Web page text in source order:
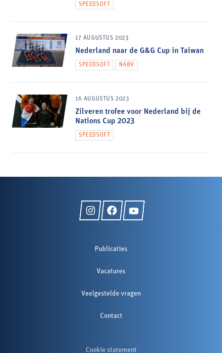
SPEEDSOFT
17 AUGUSTUS 2023
Nederland naar de G&G Cup in Taiwan
SPEEDSOFT NABV
16 AUGUSTUS 2023
Zilveren trofee voor Nederland bij de
Nations Cup 2023
SPEEDSOFT
Publicaties
Vacatures
Veelgestelde vragen
Contact
Cookie statement